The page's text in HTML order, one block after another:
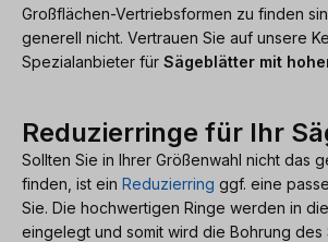
Großflächen-Vertriebsformen zu finden
generell nicht. Vertrauen Sie auf unsere
Spezialanbieter für Sägeblätter mit
Reduzierringe für Ihr
Sollten Sie in Ihrer Größenwahl nicht das
finden, ist ein Reduzierring ggf. eine
Sie. Die hochwertigen Ringe werden in
eingelegt und somit wird die Bohrung des